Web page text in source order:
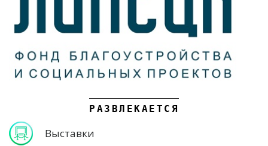
РАЗВЛЕКАЕТСЯ
Выставки